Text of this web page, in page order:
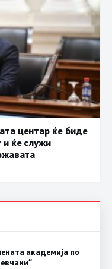
центар ќе биде
и ќе служи
академија по